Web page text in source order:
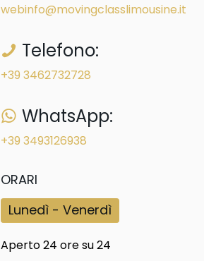
webinfo@movingclasslimousine.it
Telefono:
+39 3462732728
WhatsApp:
+39 3493126938
ORARI
Lunedì - Venerdì
Aperto 24 ore su 24